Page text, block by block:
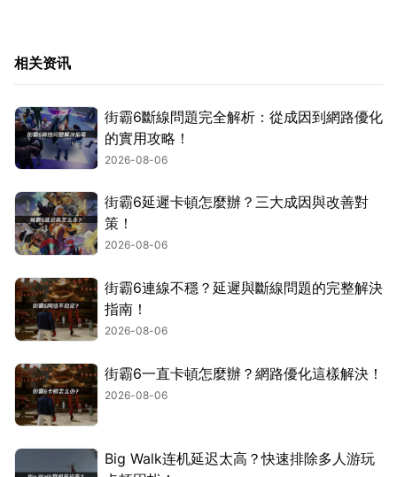
相关资讯
街霸6斷線問題完全解析：從成因到網路優化
的實用攻略！
2026-08-06
街霸6延遲卡頓怎麼辦？三大成因與改善對
策！
2026-08-06
街霸6連線不穩？延遲與斷線問題的完整解決
指南！
2026-08-06
街霸6一直卡頓怎麼辦？網路優化這樣解決！
2026-08-06
Big Walk连机延迟太高？快速排除多人游玩